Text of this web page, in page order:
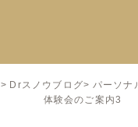
Drスノウブログ
パーソナ
体験会のご案内3